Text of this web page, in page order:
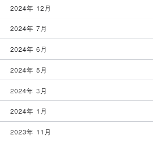
2024年 12月
2024年 7月
2024年 6月
2024年 5月
2024年 3月
2024年 1月
2023年 11月